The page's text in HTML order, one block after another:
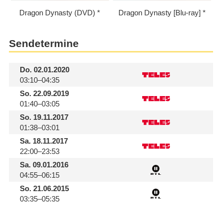
Dragon Dynasty (DVD) Dragon Dynasty [Blu-ray]
Sendetermine
Do.02.01.2020
03:10–04:35
So.22.09.2019
01:40–03:05
So.19.11.2017
01:38–03:01
Sa.18.11.2017
22:00–23:53
Sa.09.01.2016
04:55–06:15
So.21.06.2015
03:35–05:35